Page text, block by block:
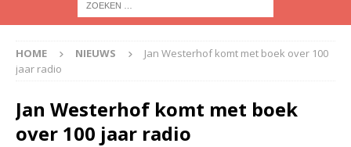
HOME NIEUWS
Jan Westerhof komt met boek over 100
jaar radio
Jan Westerhof komt met boek
over 100 jaar radio